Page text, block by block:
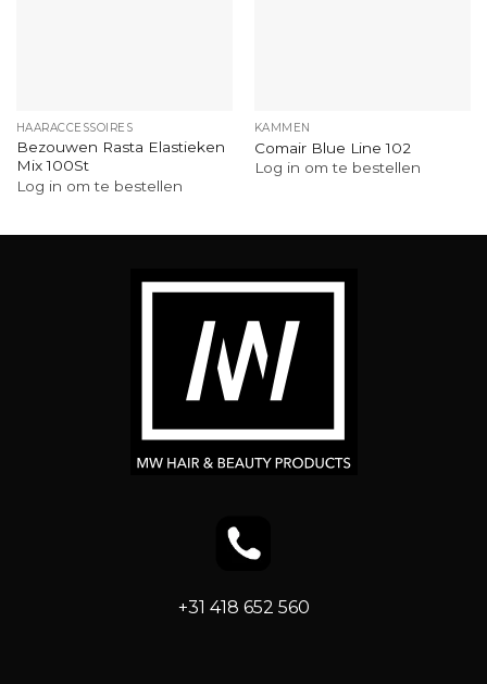
HAARACCESSOIRES
Bezouwen Rasta Elastieken
Mix 100St
Log in om te bestellen
KAMMEN
Comair Blue Line 102
Log in om te bestellen
+31 418 652 560